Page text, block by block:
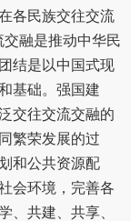
各民族交往交流
融是推动中华民
结是以中国式现
基础。强国建
交往交流交融的
繁荣发展的过
和公共资源配
会环境，完善各
、共建、共享、